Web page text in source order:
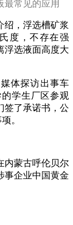
最常见的应用
绍，浮选槽矿浆
度，不存在强
浮选液面高度大
体探访出事车
学生厂区参观
签了承诺书，公
。
内蒙古呼伦贝尔
事企业中国黄金